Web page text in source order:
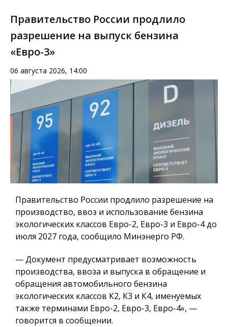
Правительство России продлило
разрешение на выпуск бензина
«Евро-3»
06 августа 2026, 14:00
Правительство России продлило разрешение на
производство, ввоз и использование бензина
экологических классов Евро-2, Евро-3 и Евро-4 до
июля 2027 года, сообщило Минэнерго РФ.
— Документ предусматривает возможность
производства, ввоза и выпуска в обращение и
обращения автомобильного бензина
экологических классов К2, К3 и К4, именуемых
также терминами Евро-2, Евро-3, Евро-4», —
говорится в сообщении.